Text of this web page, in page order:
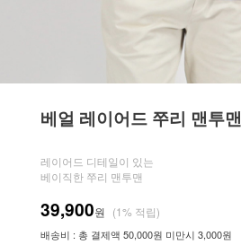
베얼 레이어드 쭈리 맨투맨
레이어드 디테일이 있는
베이직한 쭈리 맨투맨
39,900원 (1% 적립)
배송비 : 총 결제액 50,000원 미만시 3,000원